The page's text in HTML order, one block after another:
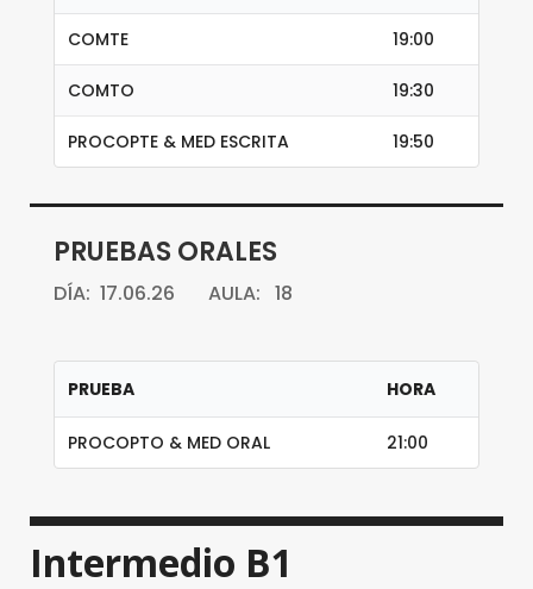
COMTE 19:00
COMTO 19:30
PROCOPTE & MED ESCRITA 19:50
PRUEBAS ORALES
DÍA: 17.06.26 AULA: 18
PRUEBA HORA
PROCOPTO & MED ORAL 21:00
Intermedio B1